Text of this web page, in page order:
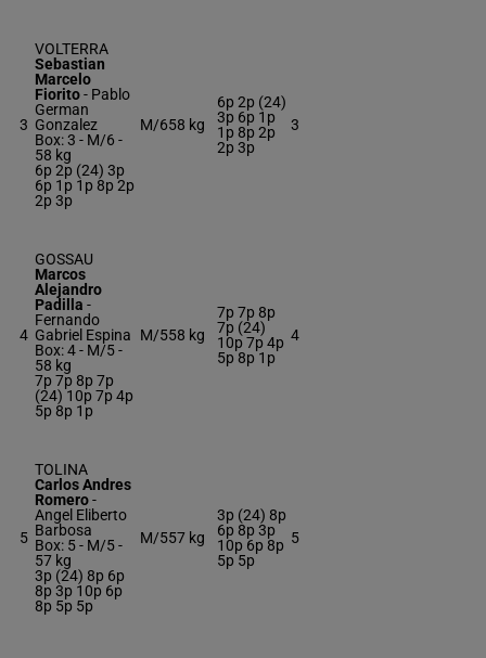
3
VOLTERRA
Sebastian
Marcelo
Fiorito- Pablo
German
Gonzalez
Box: 3 - M/6 -
58 kg
6p 2p (24) 3p
6p 1p 1p 8p 2p
2p 3p
M/658 kg
6p 2p (24)
3p 6p 1p
1p 8p 2p
2p 3p
3
4
GOSSAU
Marcos
Alejandro
Padilla -
Fernando
Gabriel Espina
Box: 4 - M/5 -
58 kg
7p 7p 8p 7p
(24) 10p 7p 4p
5p 8p 1p
M/558 kg
7p 7p 8p
7p (24)
10p 7p 4p
5p 8p 1p
4
5
TOLINA
Carlos Andres
Romero-
Angel Eliberto
Barbosa
Box: 5 - M/5 -
57 kg
3p (24) 8p 6p
8p 3p 10p 6p
8p 5p 5p
M/557 kg
3p (24) 8p
6p 8p 3p
10p 6p 8p
5p 5p
5